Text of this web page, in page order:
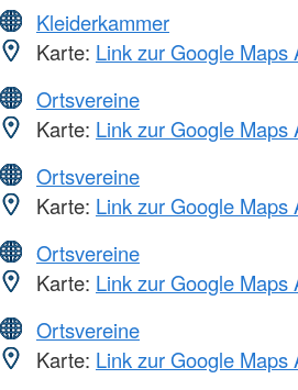
Kleiderkammer
Karte: Link zur Google Maps
Ortsvereine
Karte: Link zur Google Maps
Ortsvereine
Karte: Link zur Google Maps
Ortsvereine
Karte: Link zur Google Maps
Ortsvereine
Karte: Link zur Google Maps